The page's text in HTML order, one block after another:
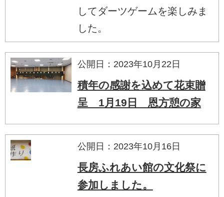
してダーツゲームを楽しみま
した。
公開日：2023年10月22日
積年の感謝を込めて花束贈
呈 1月19日 恩方憩の家
公開日：2023年10月16日
長房ふれあい館の文化祭に
参加しました。